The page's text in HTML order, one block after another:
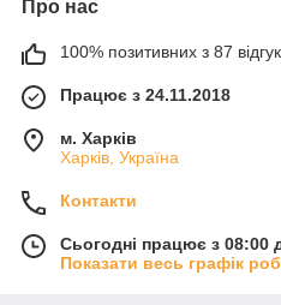
Про нас
100% позитивних з 87
Працює з 24.11.2018
м. Харків
Харків, Україна
Контакти
Сьогодні працює з 08:00
Показати весь графік